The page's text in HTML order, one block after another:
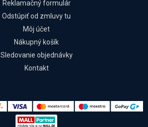
Reklamačný formulár
Odstúpiť od zmluvy tu
Môj účet
Nákupný košík
Sledovanie objednávky
Kontakt